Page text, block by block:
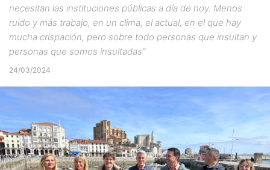
necesitan las instituciones públicas a día de hoy. Menos
ruido y más trabajo, en un clima, el actual, en el que hay
mucha crispación, pero sobre todo personas que insultan y
personas que somos insultadas”
24/03/2024